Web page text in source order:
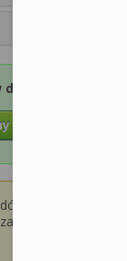
Semestru 1
zjazdów
dla wyższych
w